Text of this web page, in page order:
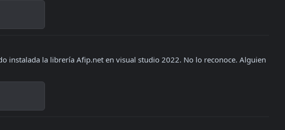
instalada la librería Afip.net en visual studio 2022. No lo reconoce. Alguien